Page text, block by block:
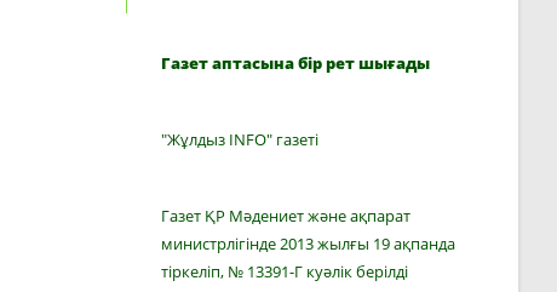
Газет аптасына бір рет шығады
"Жұлдыз INFO" газеті
Газет ҚР Мәдениет және ақпарат
министрлігінде 2013 жылғы 19 ақпанда
тіркеліп, № 13391-Г куәлік берілді